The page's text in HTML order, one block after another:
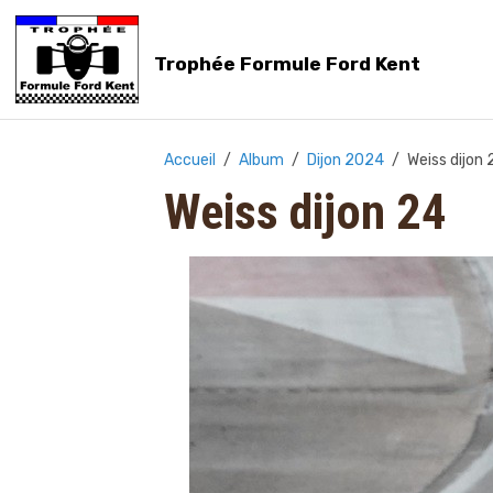
Trophée Formule Ford Kent
Accueil Album Dijon 2024 Weiss dijon
Weiss dijon 24